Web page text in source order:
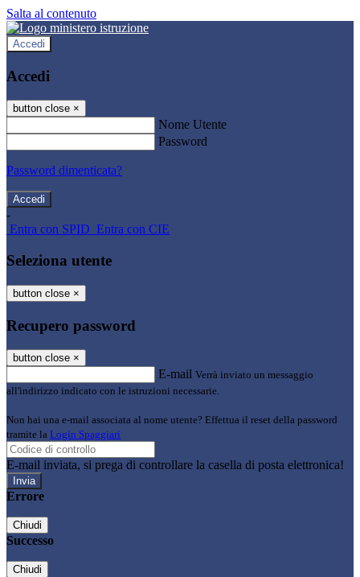
Salta al contenuto
Accedi
Accedi
button close ×
Nome Utente
Password
Password dimenticata?
-
Entra con SPID Entra con CIE
Seleziona utente
button close ×
Recupero password
button close ×
E-mail Verrà inviato un messaggio
all'indirizzo indicato con le istruzioni necessarie.
Non hai una e-mail associata al nome utente? Effettua il reset della password
tramite la Login Spaggiari
E-mail inviata, si prega di controllare la casella di posta elettronica!
Errore
Chiudi
Successo
Chiudi